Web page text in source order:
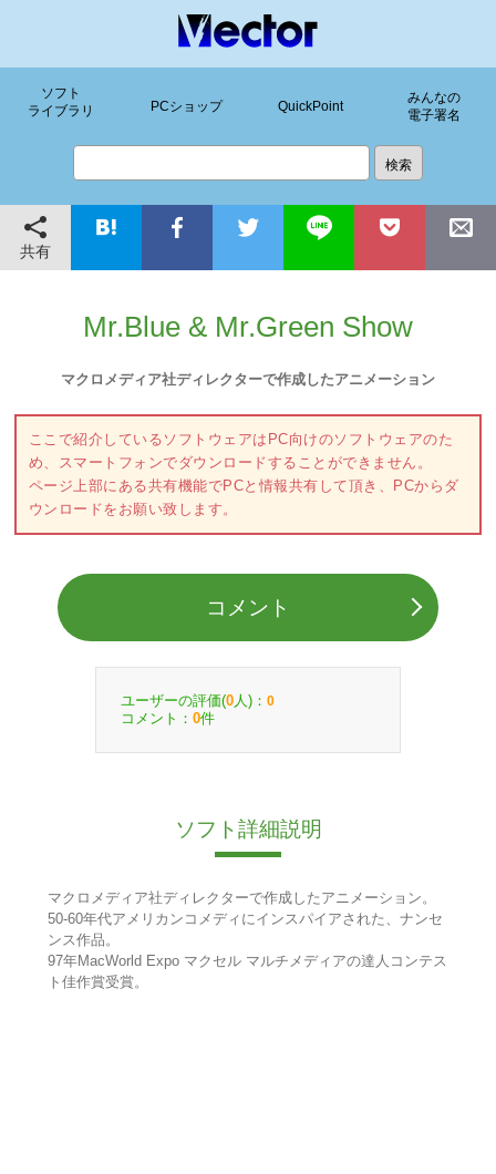
ソフト
ライブラリ
PCショップ QuickPoint
みんなの
電子署名
共有
Mr.Blue & Mr.Green Show
マクロメディア社ディレクターで作成したアニメーション
ここで紹介しているソフトウェアはPC向けのソフトウェアのた
め、スマートフォンでダウンロードすることができません。
ページ上部にある共有機能でPCと情報共有して頂き、PCからダ
ウンロードをお願い致します。
コメント
ユーザーの評価(0 人)： 0
コメント： 0件
ソフト詳細説明
マクロメディア社ディレクターで作成したアニメーション。
50-60年代アメリカンコメディにインスパイアされた、ナンセ
ンス作品。
97年MacWorld Expo マクセル マルチメディアの達人コンテス
ト佳作賞受賞。